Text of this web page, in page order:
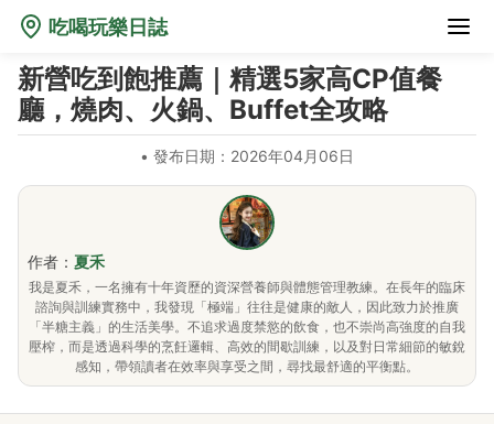
吃喝玩樂日誌
新營吃到飽推薦｜精選5家高CP值餐
廳，燒肉、火鍋、Buffet全攻略
• 發布日期：2026年04月06日
作者： 夏禾
我是夏禾，一名擁有十年資歷的資深營養師與體態管理教練。在長年的臨床
諮詢與訓練實務中，我發現「極端」往往是健康的敵人，因此致力於推廣
「半糖主義」的生活美學。不追求過度禁慾的飲食，也不崇尚高強度的自我
壓榨，而是透過科學的烹飪邏輯、高效的間歇訓練，以及對日常細節的敏銳
感知，帶領讀者在效率與享受之間，尋找最舒適的平衡點。